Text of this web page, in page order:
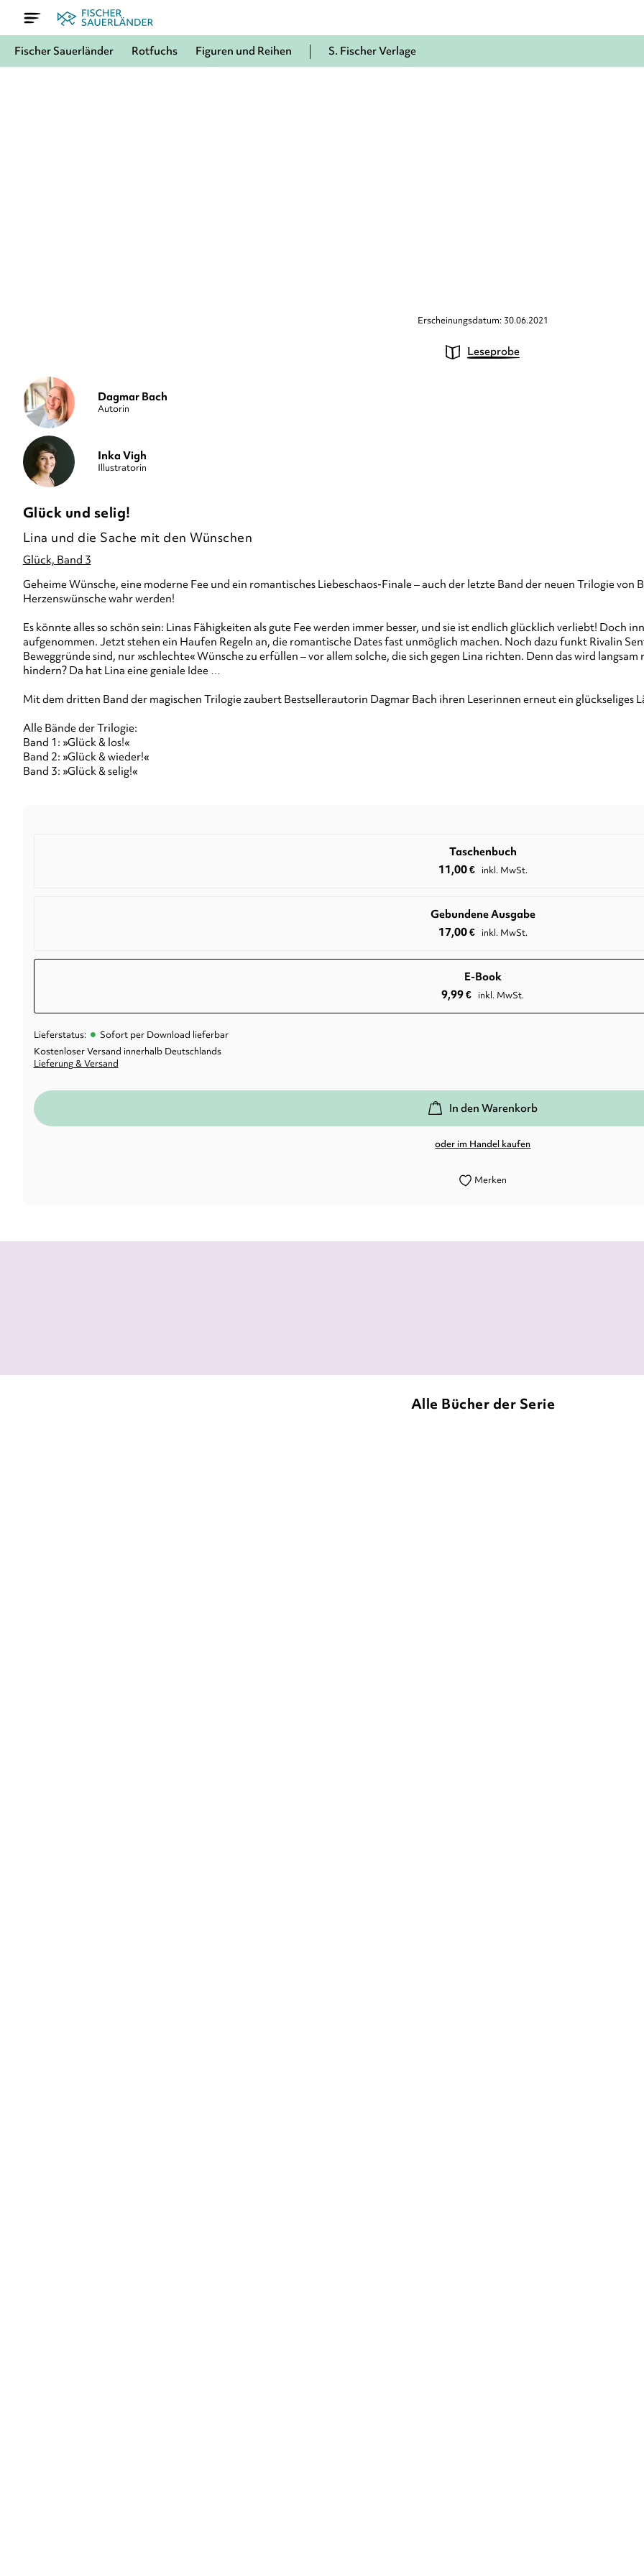
Fischer Sauerländer Rotfuchs Figuren und Reihen S. Fischer Verlage
Erscheinungsdatum: 30.06.2021
Leseprobe
Dagmar Bach
Autorin
Inka Vigh
Illustratorin
Glück und selig!
Lina und die Sache mit den Wünschen
Glück, Band 3
Geheime Wünsche, eine moderne Fee und ein romantisches Liebeschaos-Finale – auch der letzte Band der neuen Trilogie von
Herzenswünsche wahr werden!
Es könnte alles so schön sein: Linas Fähigkeiten als gute Fee werden immer besser, und sie ist endlich glücklich verliebt!
aufgenommen. Jetzt stehen ein Haufen Regeln an, die romantische Dates fast unmöglich machen. Noch dazu funkt Rivalin
Beweggründe sind, nur »schlechte« Wünsche zu erfüllen – vor allem solche, die sich gegen Lina richten. Denn das wird
hindern? Da hat Lina eine geniale Idee …
Mit dem dritten Band der magischen Trilogie zaubert Bestsellerautorin Dagmar Bach ihren Leserinnen erneut ein glückseliges
Alle Bände der Trilogie:
Band 1: »Glück & los!«
Band 2: »Glück & wieder!«
Band 3: »Glück & selig!«
Taschenbuch
11,00€ inkl. MwSt.
Gebundene Ausgabe
17,00€ inkl. MwSt.
E-Book
9,99€ inkl. MwSt.
Lieferstatus: • Sofort per Download lieferbar
Kostenloser Versand innerhalb Deutschlands
Lieferung & Versand
In den Warenkorb
oder im Handel kaufen
Merken
Alle Bücher der Serie